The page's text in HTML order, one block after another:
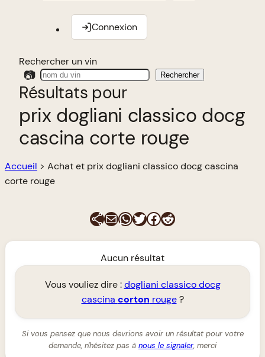
Connexion
Rechercher un vin
📷 Rechercher
Résultats pour
prix dogliani classico docg
cascina corte rouge
Accueil > Achat et prix dogliani classico docg cascina
corte rouge
E-mailWhatsApp
Twitter
Facebook
Reddit
Aucun résultat
Vous vouliez dire :dogliani classico docg
cascina corton rouge?
Si vous pensez que nous devrions avoir un résultat pour votre
demande, n'hésitez pas à nous le signaler, merci